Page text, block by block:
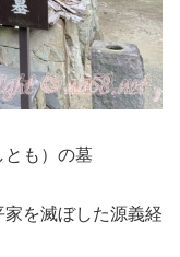
も）の墓
を滅ぼした源義経